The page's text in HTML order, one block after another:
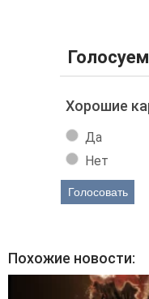
Голосуем
Хорошие
Да
Нет
Голосовать
Похожие новости: